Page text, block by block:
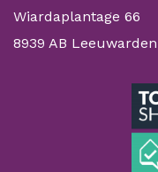
Wiardaplantage 66
8939 AB Leeuwarden